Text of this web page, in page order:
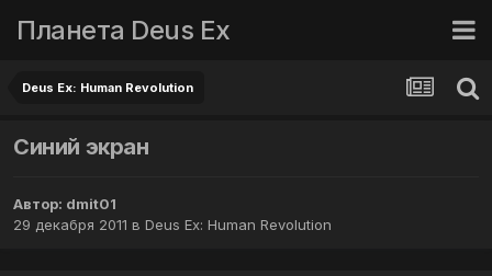
Планета Deus Ex
Deus Ex: Human Revolution
Синий экран
Автор: dmit01
29 декабря 2011 в Deus Ex: Human Revolution